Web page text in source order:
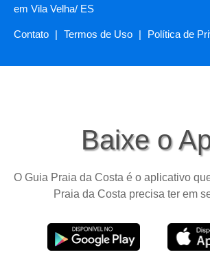
em Vila Velha/ ES
Contato | Termos de Uso | Política de
Baixe o
O Guia Praia da Costa é o aplicativo
Praia da Costa precisa ter em